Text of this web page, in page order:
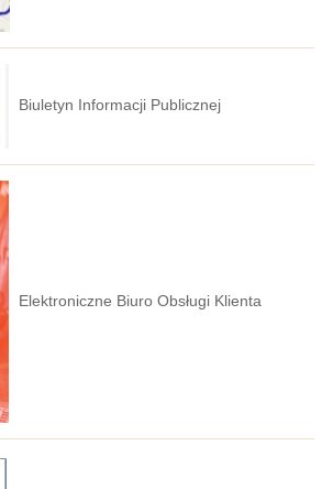
Biuletyn Informacji Publicznej
Elektroniczne Biuro Obsługi Klienta